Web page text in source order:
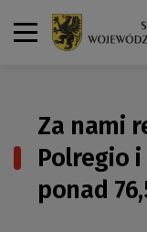
Za nami
Polregio i
ponad